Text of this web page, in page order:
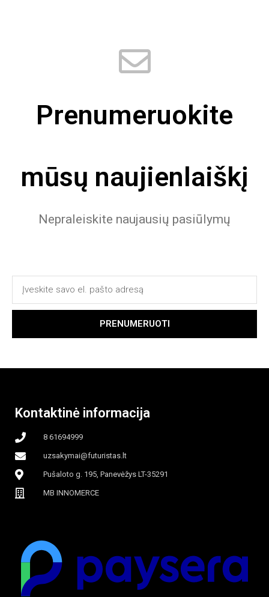
Prenumeruokite
mūsų naujienlaiškį
Nepraleiskite naujausių pasiūlymų
PRENUMERUOTI
Kontaktinė informacija
8 61694999
uzsakymai@futuristas.lt
Pušaloto g. 195, Panevėžys LT-35291
MB INNOMERCE